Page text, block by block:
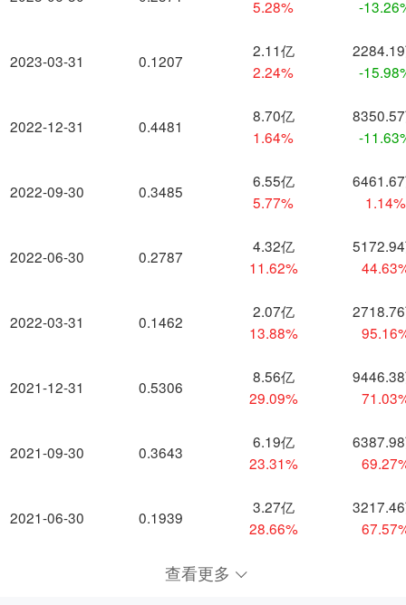
2023-03-31
2022-12-31
2022-09-30
2022-06-30
2022-03-31
2021-12-31
2021-09-30
2021-06-30
5.28%
-
0.1207
2.11亿
2.24%
-
0.4481
8.70亿
1.64%
-
0.3485
6.55亿
5.77%
1.14%
0.2787
4.32亿
11.62%
0.1462
2.07亿
13.88%
0.5306
8.56亿
29.09%
0.3643
6.19亿
23.31%
0.1939
3.27亿
28.66%
查看更多